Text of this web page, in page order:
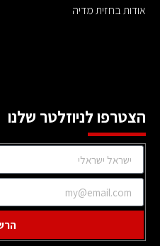
אודות בחזית מדיה
הצטרפו לניוזלטר שלנו